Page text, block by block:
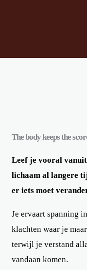
The body keeps the
Leef je vooral
lichaam al langere
er iets moet
Je ervaart spanning
klachten waar je
terwijl je verstand
vandaan komen.